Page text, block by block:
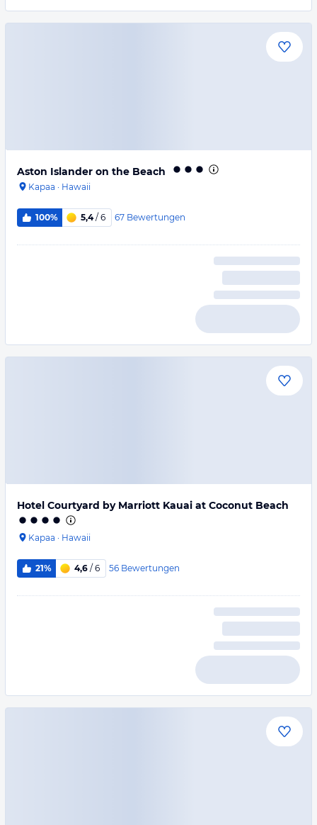
Aston Islander on the Beach
Kapaa · Hawaii
100% 5,4/ 6 67 Bewertungen
Hotel Courtyard by Marriott Kauai at Coconut Beach
Kapaa · Hawaii
21% 4,6 / 6 56 Bewertungen